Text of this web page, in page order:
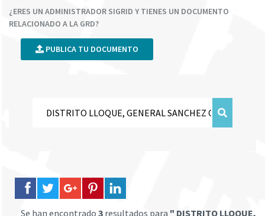
¿ERES UN ADMINISTRADOR SIGRID Y TIENES UN DOCUMENTO
RELACIONADO A LA GRD?
PUBLICA TU DOCUMENTO
Se han encontrado 3 resultados para " DISTRITO LLOQUE,